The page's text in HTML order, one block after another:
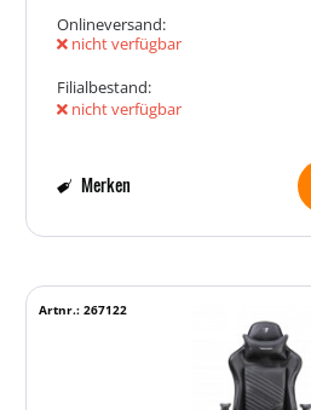
Onlineversand:
nicht verfügbar
Filialbestand:
nicht verfügbar
Merken
Artnr.: 267122